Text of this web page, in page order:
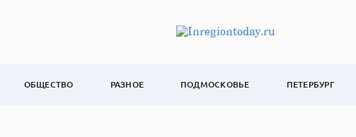
ОБЩЕСТВО РАЗНОЕ ПОДМОСКОВЬЕ ПЕТЕРБУРГ